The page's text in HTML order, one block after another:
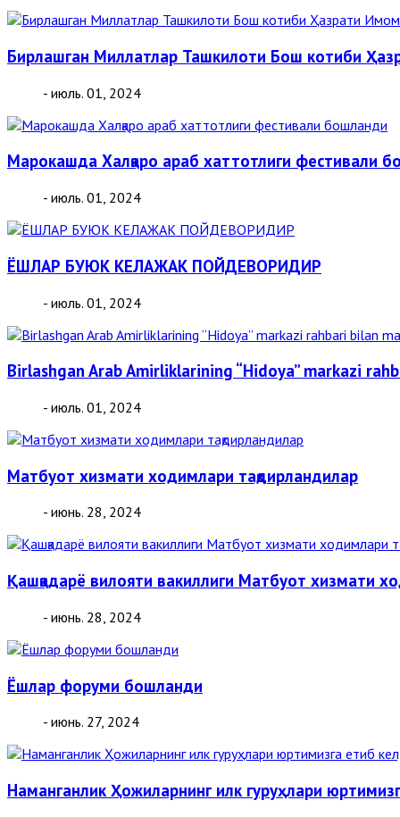
Бирлашган Миллатлар Ташкилоти Бош котиби
- июль. 01, 2024
Марокашда Халқаро араб хаттотлиги фестивали
- июль. 01, 2024
ЁШЛАР БУЮК КЕЛАЖАК ПОЙДЕВОРИДИР
- июль. 01, 2024
Birlashgan Arab Amirliklarining “Hidoya” markazi
- июль. 01, 2024
Матбуот хизмати ходимлари тақдирландилар
- июнь. 28, 2024
Қашқадарё вилояти вакиллиги Матбуот хизмати
- июнь. 28, 2024
Ёшлар форуми бошланди
- июнь. 27, 2024
Наманганлик Ҳожиларнинг илк гуруҳлари